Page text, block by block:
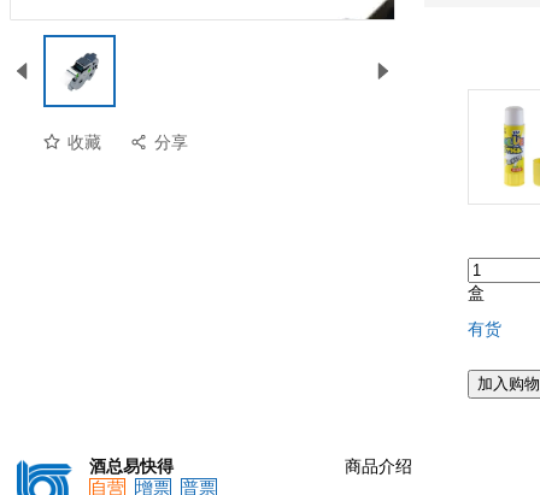
收藏 分享
盒
有货
加入购
酒总易快得
自营
增票 普票
商品介绍